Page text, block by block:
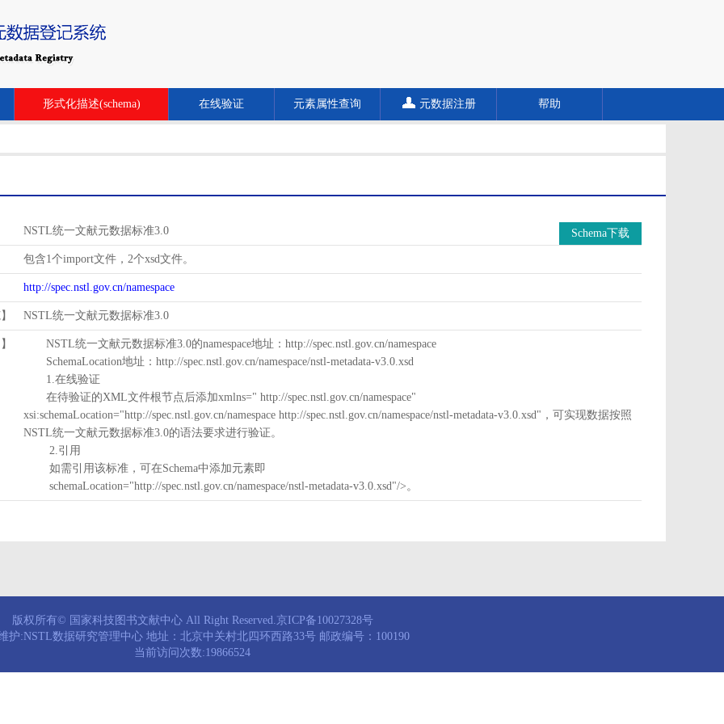
形式化描述(schema) 在线验证 元素属性查询 元数据注册 帮助
NSTL统一文献元数据标准3.0 Schema下载
包含1个import文件，2个xsd文件。
http://spec.nstl.gov.cn/namespace
NSTL统一文献元数据标准3.0
NSTL统一文献元数据标准3.0的namespace地址：http://spec.nstl.gov.cn/namespace
SchemaLocation地址：http://spec.nstl.gov.cn/namespace/nstl-metadata-v3.0.xsd
1.在线验证
在待验证的XML文件根节点后添加xmlns=" http://spec.nstl.gov.cn/namespace"
xsi:schemaLocation="http://spec.nstl.gov.cn/namespace http://spec.nstl.gov.cn/namespace/nstl-metadata-v3.0.xsd"，可实现数据按照
NSTL统一文献元数据标准3.0的语法要求进行验证。
2.引用
如需引用该标准，可在Schema中添加元素即
schemaLocation="http://spec.nstl.gov.cn/namespace/nstl-metadata-v3.0.xsd"/>。
版权所有© 国家科技图书文献中心 All Right Reserved.京ICP备10027328号
护:NSTL数据研究管理中心 地址：北京中关村北四环西路33号 邮政编号：100190
当前访问次数:19866524